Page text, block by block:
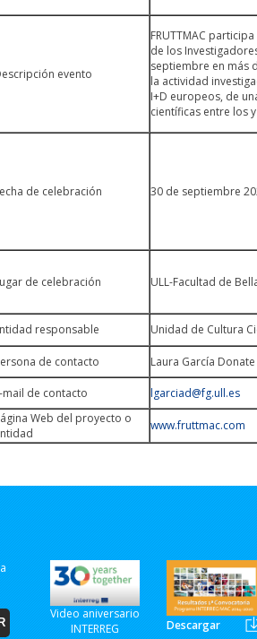
evento
FRUTTMAC
de los
septiembre en más
la actividad
I+D europeos, de
científicas entre los
de celebración 30 de septiembre
de celebración ULL-Facultad de
responsable Unidad de Cultura
de contacto Laura García Donate
mail de contacto
lgarciad@fg.ull.es
Web del proyecto o
www.fruttmac.com
Video aniversario
INTERREG
Descargar